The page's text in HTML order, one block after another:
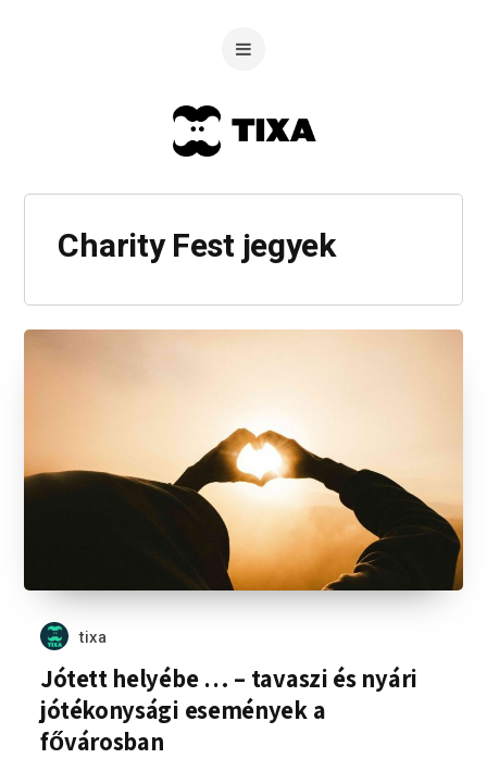
Charity Fest jegyek
tixa
Jótett helyébe … – tavaszi és nyári
jótékonysági események a
fővárosban